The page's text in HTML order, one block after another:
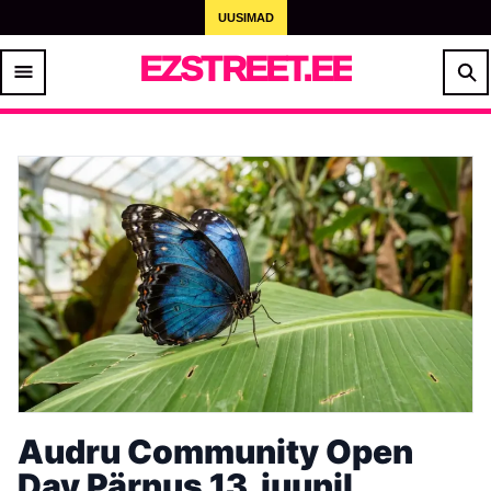
UUSIMAD
EZSTREET.EE
Audru Community Open